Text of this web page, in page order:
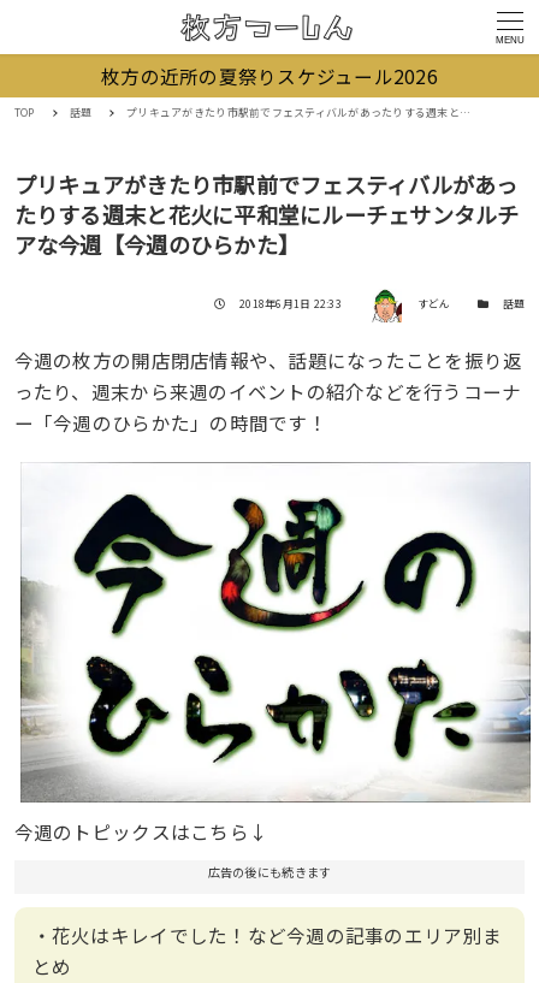
MENU
枚方の近所の夏祭りスケジュール2026
TOP 話題 プリキュアがきたり市駅前でフェスティバルがあったりする週末と花火に平和堂にルーチェサンタルチアな今週【今週のひらかた】
プリキュアがきたり市駅前でフェスティバルがあっ
たりする週末と花火に平和堂にルーチェサンタルチ
アな今週【今週のひらかた】
投稿日
2018年6月1日 22:33 著者 すどん カテゴリー
話題
今週の枚方の開店閉店情報や、話題になったことを振り返
ったり、週末から来週のイベントの紹介などを行うコーナ
ー「今週のひらかた」の時間です！
今週のトピックスはこちら↓
広告の後にも続きます
・花火はキレイでした！など今週の記事のエリア別ま
とめ